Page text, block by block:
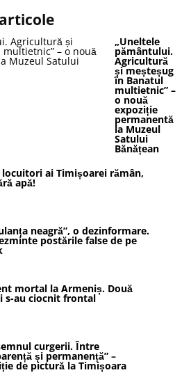
„Uneltele
pământului.
Agricultură
și meșteșug
în Banatul
multietnic” –
o nouă
expoziție
permanentă
la Muzeul
Satului
Bănățean
locuitori ai Timișoarei rămân,
apă!
neagră”, o dezinformare.
postările false de pe
mortal la Armeniș. Două
s-au ciocnit frontal
curgerii. Între
și permanență” –
de pictură la Timișoara